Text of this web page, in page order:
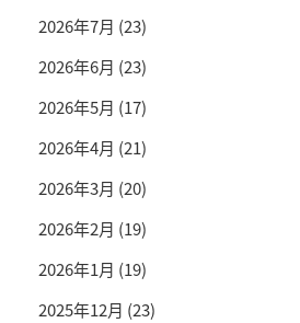
2026年7月 (23)
2026年6月 (23)
2026年5月 (17)
2026年4月 (21)
2026年3月 (20)
2026年2月 (19)
2026年1月 (19)
2025年12月 (23)